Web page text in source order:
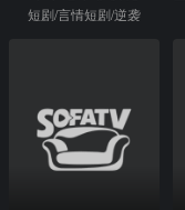
短剧/言情短剧/逆袭